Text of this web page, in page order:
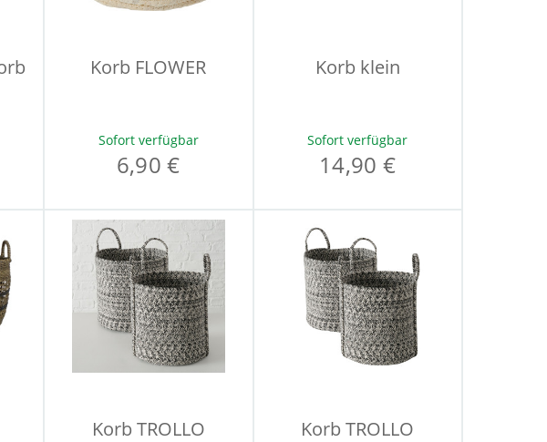
Korb FLOWER
Sofort verfügbar
6,90 €
Korb klein
Sofort verfügbar
14,90 €
Korb TROLLO Korb TROLLO